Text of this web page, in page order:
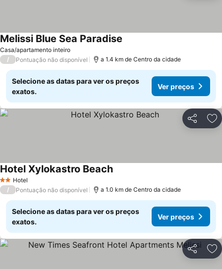
Casa/apartamento inteiro
Melissi Blue Sea Paradise
/ Pontuação não disponível a 1.4 km de Centro da cidade
Selecione as datas para ver os preços
exatos.
Ver preços
Partilhar
2 Estrelas
Hotel
Hotel Xylokastro Beach
/ Pontuação não disponível a 1.0 km de Centro da cidade
Selecione as datas para ver os preços
exatos.
Ver preços
Partilhar